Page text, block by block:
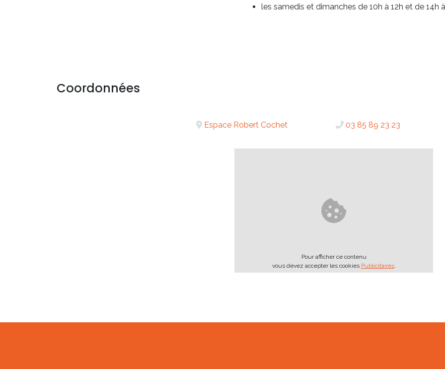
les samedis et dimanches de 10h à 12h et de 14h
Coordonnées
Espace Robert Cochet 03 85 89 23 23
Pour afficher ce contenu
vous devez accepter les cookies Publicitaires.